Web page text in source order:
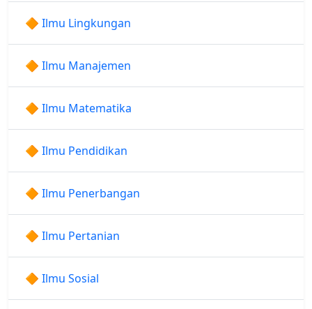
🔶 Ilmu Lingkungan
🔶 Ilmu Manajemen
🔶 Ilmu Matematika
🔶 Ilmu Pendidikan
🔶 Ilmu Penerbangan
🔶 Ilmu Pertanian
🔶 Ilmu Sosial